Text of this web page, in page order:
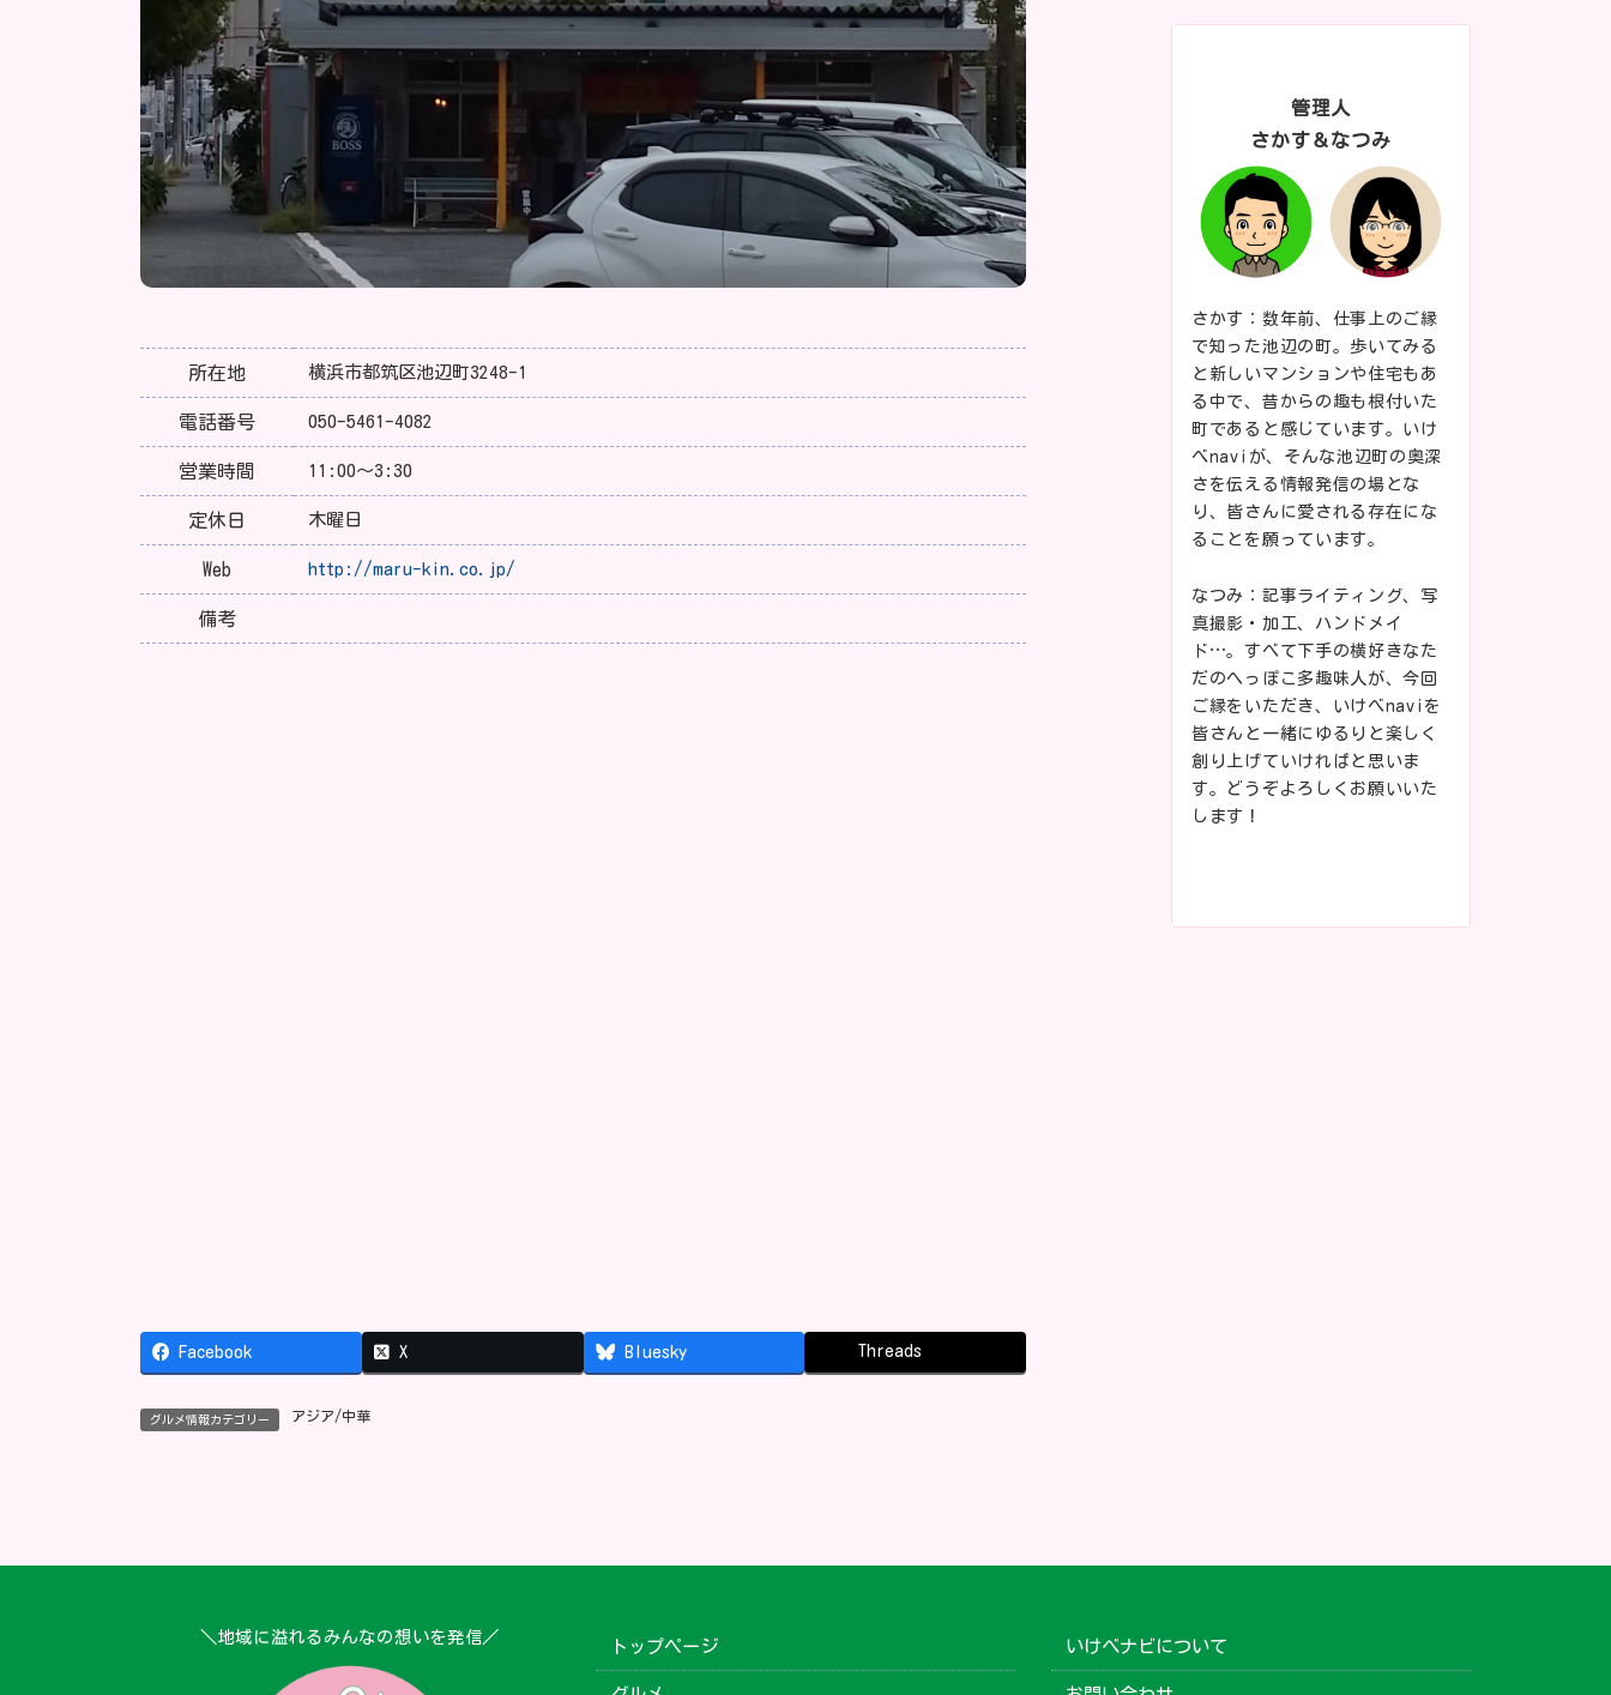
所在地 横浜市都筑区池辺町3248-1
電話番号 050-5461-4082
営業時間 11:00～3:30
定休日 木曜日
Web http://maru-kin.co.jp/
備考
Facebook X Bluesky Threads
グルメ情報カテゴリー アジア/中華
管理人
さかす＆なつみ
さかす：数年前、仕事上のご縁
で知った池辺の町。歩いてみる
と新しいマンションや住宅もあ
る中で、昔からの趣も根付いた
町であると感じています。いけ
べnaviが、そんな池辺町の奥深
さを伝える情報発信の場とな
り、皆さんに愛される存在にな
ることを願っています。
なつみ：記事ライティング、写
真撮影・加工、ハンドメイ
ド…。すべて下手の横好きなた
だのへっぽこ多趣味人が、今回
ご縁をいただき、いけべnaviを
皆さんと一緒にゆるりと楽しく
創り上げていければと思いま
す。どうぞよろしくお願いいた
します！
＼地域に溢れるみんなの想いを発信／
トップページ いけべナビについて